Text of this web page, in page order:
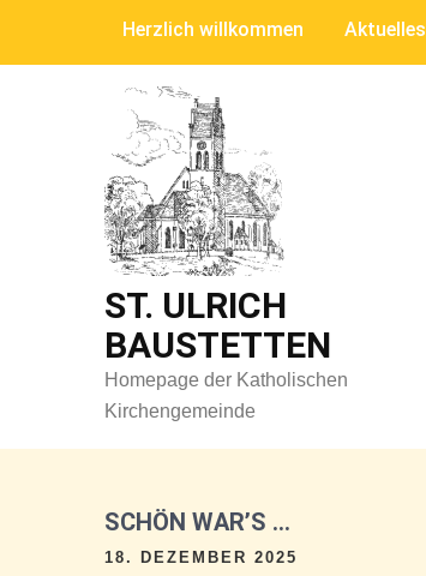
Herzlich willkommen Aktuelles
ST. ULRICH
BAUSTETTEN
Homepage der Katholischen
Kirchengemeinde
SCHÖN WAR’S …
18. DEZEMBER 2025